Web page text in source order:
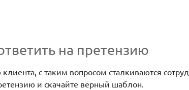
на претензию
клиента, с таким вопросом сталкиваются
и скачайте верный шаблон.